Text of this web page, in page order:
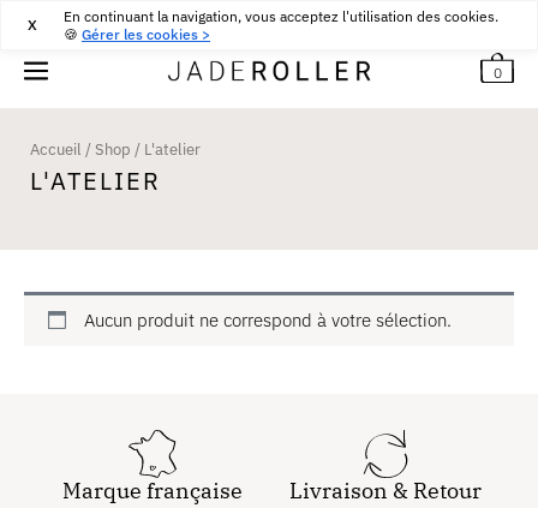
En continuant la navigation, vous acceptez l'utilisation des cookies.
🍪 Gérer les cookies >
X 30€
RETOURS GRATUITS PENDANT 30 JOURS
0
Accueil /Shop / L'atelier
L'ATELIER
Aucun produit ne correspond à votre sélection.
Marque française Livraison & Retour